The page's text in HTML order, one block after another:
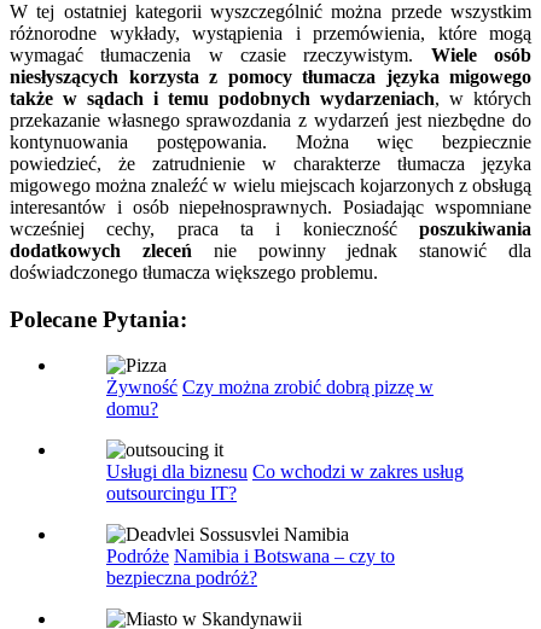
W tej ostatniej kategorii wyszczególnić można przede wszystkim
różnorodne wykłady, wystąpienia i przemówienia, które mogą
wymagać tłumaczenia w czasie rzeczywistym. Wiele osób
niesłyszących korzysta z pomocy tłumacza języka migowego
także w sądach i temu podobnych wydarzeniach, w których
przekazanie własnego sprawozdania z wydarzeń jest niezbędne do
kontynuowania postępowania. Można więc bezpiecznie
powiedzieć, że zatrudnienie w charakterze tłumacza języka
migowego można znaleźć w wielu miejscach kojarzonych z obsługą
interesantów i osób niepełnosprawnych. Posiadając wspomniane
wcześniej cechy, praca ta i konieczność poszukiwania
dodatkowych zleceń nie powinny jednak stanowić dla
doświadczonego tłumacza większego problemu.
Polecane Pytania:
Żywność Czy można zrobić dobrą pizzę w
domu?
Usługi dla biznesu Co wchodzi w zakres usług
outsourcingu IT?
Podróże Namibia i Botswana – czy to
bezpieczna podróż?